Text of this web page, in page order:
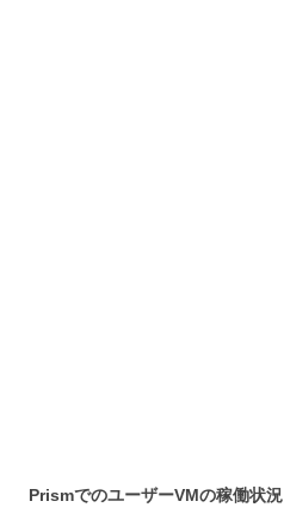
PrismでのユーザーVMの稼働状況